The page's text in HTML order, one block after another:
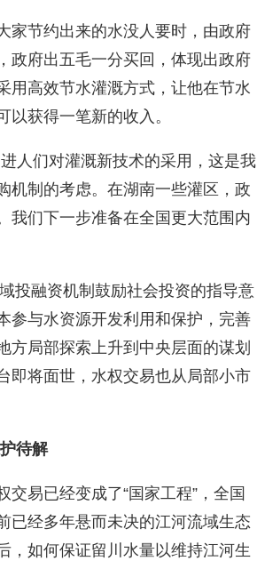
家节约出来的水没人要时，由政府
政府出五毛一分买回，体现出政府
用高效节水灌溉方式，让他在节水
获得一笔新的收入。
人们对灌溉新技术的采用，这是我
机制的考虑。在湖南一些灌区，政
我们下一步准备在全国更大范围内
投融资机制鼓励社会投资的指导意
参与水资源开发利用和保护，完善
方局部探索上升到中央层面的谋划
即将面世，水权交易也从局部小市
待解
易已经变成了“国家工程”，全国
已经多年悬而未决的江河流域生态
，如何保证留川水量以维持江河生